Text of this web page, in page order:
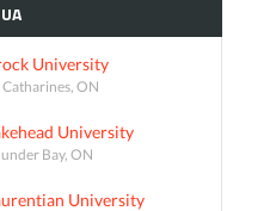
University
Catharines, ON
University
Bay, ON
University